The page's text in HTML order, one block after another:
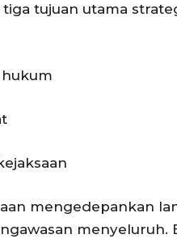
tujuan utama
mengedepankan
menyeluruh.